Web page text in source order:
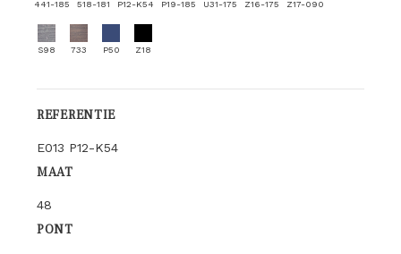
441-185 518-181 P12-K54 P19-185 U31-175 Z16-175 Z17-090
S98 733 P50 Z18
REFERENTIE
E013 P12-K54
MAAT
48
PONT